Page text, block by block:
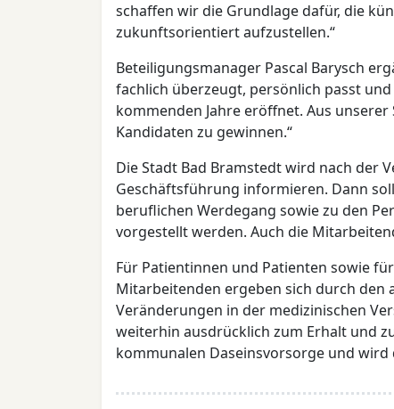
schaffen wir die Grundlage dafür, die
zukunftsorientiert aufzustellen.“
Beteiligungsmanager Pascal Barysch
fachlich überzeugt, persönlich passt
kommenden Jahre eröffnet. Aus
Kandidaten zu gewinnen.“
Die Stadt Bad Bramstedt wird nach der
Geschäftsführung informieren. Dann
beruflichen Werdegang sowie zu den
vorgestellt werden. Auch die
Für Patientinnen und Patienten sowie
Mitarbeitenden ergeben sich durch den
Veränderungen in der medizinischen
weiterhin ausdrücklich zum Erhalt und
kommunalen Daseinsvorsorge und